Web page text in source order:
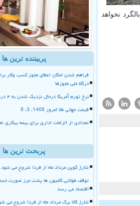
نخواهد
پربیننده ترین ها
فراهم شدن امکان اعطای مجوز کسب وکار
درگاه ملی مجوزها
نرخ تورم آمریکا درحال نزدیک شدن به ۴ درصد
قیمت جهانی طلا امروز 1405، 3، 5
تعدادی از الزامات اداری برای بیمه بیکاری
پربحث ترین ها
شارژ کوپن مرداد ماه از فردا شروع می شود
توقف طولانی کامیون ها پشت مرز صورت
اقتصاد می رسد
شارژ کالا برگ مرداد ماه از فردا شروع می